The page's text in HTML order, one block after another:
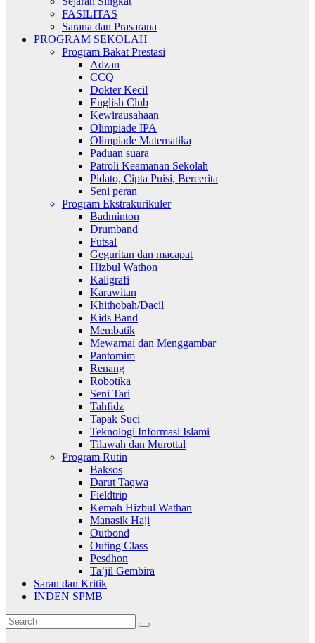
FASILITAS
Sarana dan Prasarana
PROGRAM SEKOLAH
Program Bakat Prestasi
Adzan
CCQ
Dokter Kecil
English Club
Kewirausahaan
Olimpiade IPA
Olimpiade Matematika
Paduan suara
Patroli Keamanan Sekolah
Pidato, Cipta Puisi, Bercerita
Seni peran
Program Ekstrakurikuler
Badminton
Drumband
Futsal
Geguritan dan macapat
Hizbul Wathon
Kaligrafi
Karawitan
Khithobah/Dacil
Kids Band
Membatik
Mewarnai dan Menggambar
Pantomim
Renang
Robotika
Seni Tari
Tahfidz
Tapak Suci
Teknologi Informasi Islami
Tilawah dan Murottal
Program Rutin
Baksos
Darut Taqwa
Fieldtrip
Kemah Hizbul Wathan
Manasik Haji
Outbond
Outing Class
Pesdhon
Ta’jil Gembira
Saran dan Kritik
INDEN SPMB